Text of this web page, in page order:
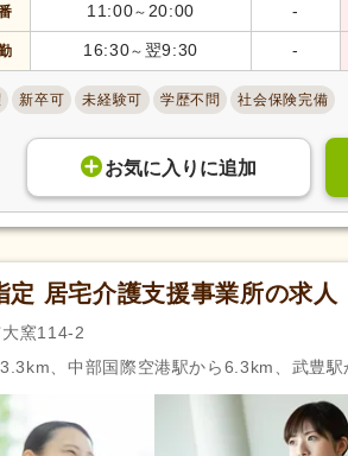
きゅう師 管理栄養士
調理師 福祉用具専
自動車免許 (7,444) 自動車免許
診療放射線技師(72) 臨床検査
児童発達支援管理責任者研修(69) サービス
相談支援従事者初任者研修
行動擁護従業者養成研修(3) 強度行動障
幼稚園教諭1種 幼稚園教諭
放課後児童支援員認定研修 美容師(2)
11:00～ 20:00 -
16:30～ 翌9:30 -
新卒可 未経験可 学歴不問 社会保険完備
お気に入り に追加
定 居宅介護支援事業所の求人
窯114-2
、中部国際空港駅から6.3km、武豊駅